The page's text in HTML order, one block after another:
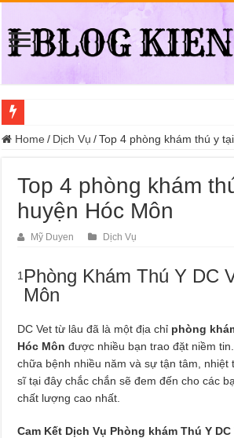
Địa điểm đổi bằng lái xe ô tô quá hạn đáng tin
Dịch Vụ Chăm Sóc Ô Tô Tận Nhà Phường An
Đồng Hồ Tại Kronos Luxury Timepieces Có Cam
Gợi Ý Các Trường Trung Cấp Nghề Uy Tín Tại
Sửa Chữa Ô Tô Lưu Động Có Bảo Hiểm Phường
Trung Tâm Đào Tạo Sát Hạch Lái Xe C1 Uy
Dịch Vụ Sửa Chữa Ô Tô Tại Nhà Phường Hòa
Home / Dịch Vụ / Top 4 phòng khám thú y
Top 4 phòng khám
huyện Hóc Môn
Mỹ Duyen Dịch Vụ
1 Phòng Khám Thú Y DC
Môn
DC Vet từ lâu đã là một địa chỉ phòng
Hóc Môn được nhiều bạn trao đặt niềm
chữa bệnh nhiều năm và sự tận tâm, nhiệt
sĩ tại đây chắc chắn sẽ đem đến cho các
chất lượng cao nhất.
Cam Kết Dịch Vụ Phòng khám Thú Y DC